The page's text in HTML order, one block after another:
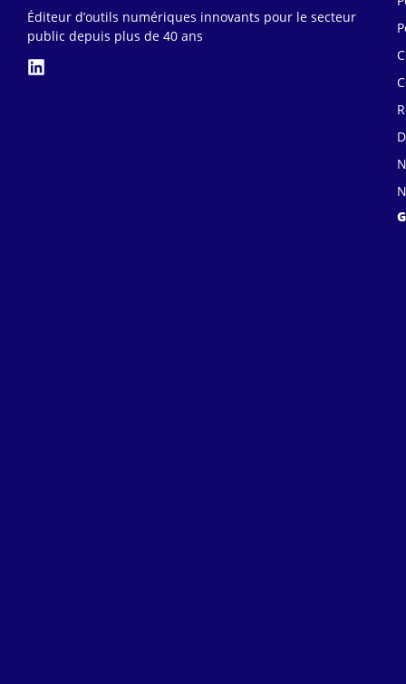
Éditeur d’outils numériques innovants pour le secteur
public depuis plus de 40 ans